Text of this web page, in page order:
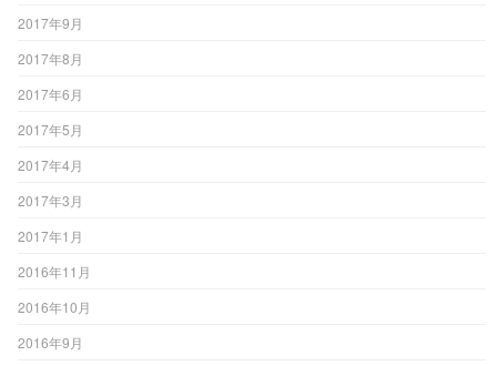
2017年9月
2017年8月
2017年6月
2017年5月
2017年4月
2017年3月
2017年1月
2016年11月
2016年10月
2016年9月